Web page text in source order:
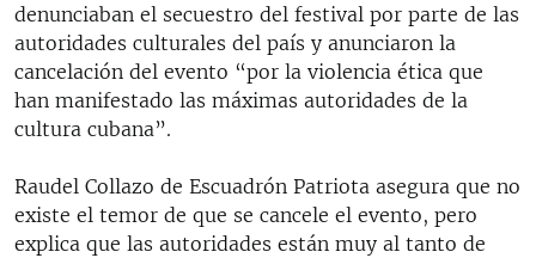
denunciaban el secuestro del festival por parte de las
autoridades culturales del país y anunciaron la
cancelación del evento “por la violencia ética que
han manifestado las máximas autoridades de la
cultura cubana”.
Raudel Collazo de Escuadrón Patriota asegura que no
existe el temor de que se cancele el evento, pero
explica que las autoridades están muy al tanto de